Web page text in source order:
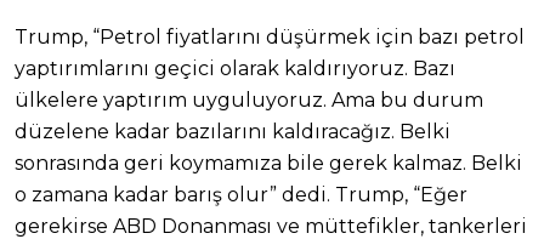
Trump, “Petrol fiyatlarını düşürmek için bazı petrol
yaptırımlarını geçici olarak kaldırıyoruz. Bazı
ülkelere yaptırım uyguluyoruz. Ama bu durum
düzelene kadar bazılarını kaldıracağız. Belki
sonrasında geri koymamıza bile gerek kalmaz. Belki
o zamana kadar barış olur” dedi. Trump, “Eğer
gerekirse ABD Donanması ve müttefikler, tankerleri